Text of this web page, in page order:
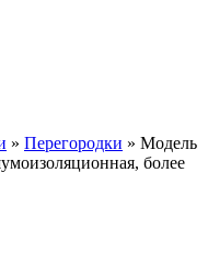
» Перегородки » Модель
более